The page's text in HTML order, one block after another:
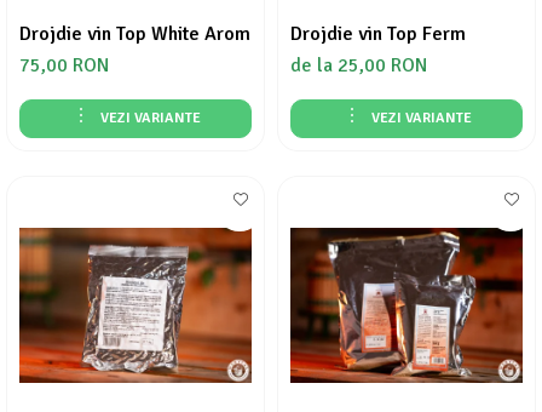
Drojdie vin Top White Arom
75,00 RON
VEZI VARIANTE
Drojdie vin Top Ferm
de la 25,00 RON
VEZI VARIANTE